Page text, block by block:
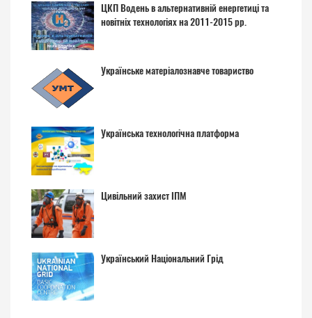
ЦКП Водень в альтернативній енергетиці та
новітніх технологіях на 2011-2015 рр.
Українське матеріалознавче товариство
Українська технологічна платформа
Цивільний захист ІПМ
Український Національний Грід